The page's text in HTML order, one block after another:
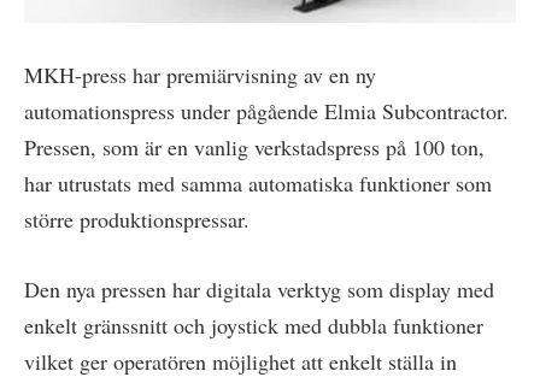
MKH-press har premiärvisning av en ny
automationspress under pågående Elmia Subcontractor.
Pressen, som är en vanlig verkstadspress på 100 ton,
har utrustats med samma automatiska funktioner som
större produktionspressar.
Den nya pressen har digitala verktyg som display med
enkelt gränssnitt och joystick med dubbla funktioner
vilket ger operatören möjlighet att enkelt ställa in